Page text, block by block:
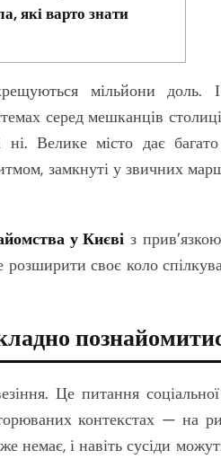
які варто знати
мільйони доль.
серед мешканців
Велике місто дає
замкнуті у звичних
у Києві з
своє коло
Це питання
контекстах — на
немає, і навіть сусіди